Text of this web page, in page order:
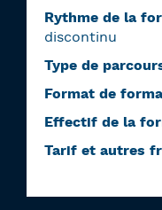
Rythme de la
discontinu
Type de
Format de
Effectif de la
Tarif et autres